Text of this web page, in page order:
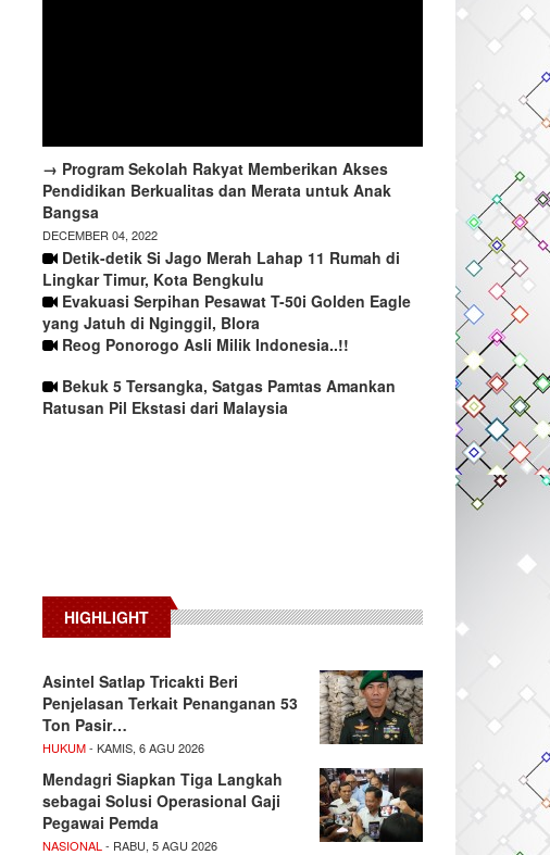
→ Program Sekolah Rakyat Memberikan Akses
Pendidikan Berkualitas dan Merata untuk Anak
Bangsa
DECEMBER 04, 2022
Detik-detik Si Jago Merah Lahap 11 Rumah di
Lingkar Timur, Kota Bengkulu
Evakuasi Serpihan Pesawat T-50i Golden Eagle
yang Jatuh di Nginggil, Blora
Reog Ponorogo Asli Milik Indonesia..!!
Bekuk 5 Tersangka, Satgas Pamtas Amankan
Ratusan Pil Ekstasi dari Malaysia
HIGHLIGHT
Asintel Satlap Tricakti Beri
Penjelasan Terkait Penanganan 53
Ton Pasir…
HUKUM- KAMIS, 6 AGU 2026
Mendagri Siapkan Tiga Langkah
sebagai Solusi Operasional Gaji
Pegawai Pemda
NASIONAL - RABU, 5 AGU 2026